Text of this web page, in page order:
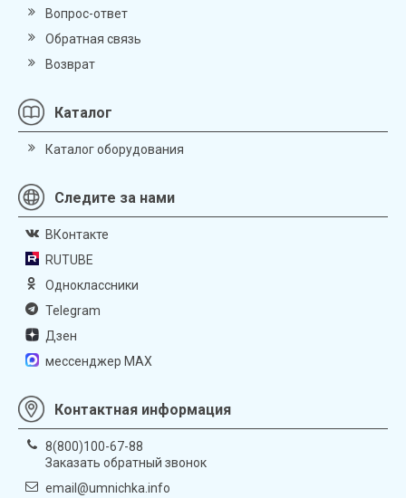
Вопрос-ответ
Обратная связь
Возврат
Каталог
Каталог оборудования
Следите за нами
ВКонтакте
RUTUBE
Одноклассники
Telegram
Дзен
мессенджер MAX
Контактная информация
8(800)100-67-88
Заказать обратный звонок
email@umnichka.info